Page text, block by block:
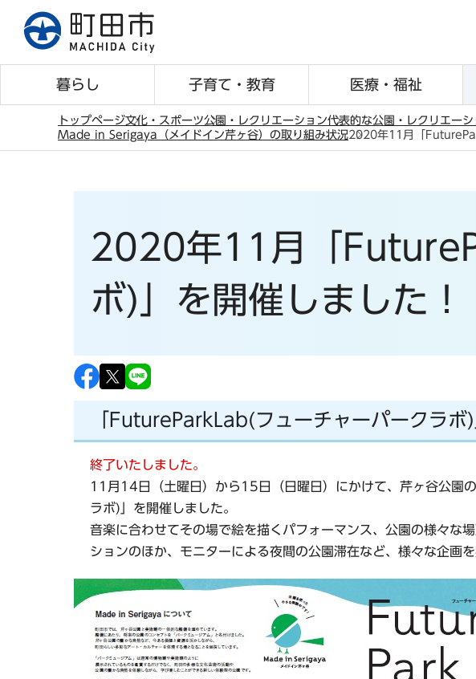
暮らし 子育て・教育 医療・福祉
トップページ文化・スポーツ公園・レクリエーション代表的な公園・レクリエー
Made in Serigaya（メイドイン芹ヶ谷）の取り組み状況2020年11月「
2020年11月「
ボ)」を開催しました！
「FutureParkLab(フューチャーパークラボ
終了いたしました。
11月14日（土曜日）から15日（日曜日）にかけて、芹ヶ谷公園
ラボ)」を開催しました。
音楽に合わせてその場で絵を描くパフォーマンス、公園の様々な
ションのほか、モニターによる夜間の公園滞在など、様々な企画